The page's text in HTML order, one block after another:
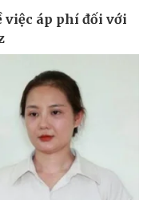
trường
vàng